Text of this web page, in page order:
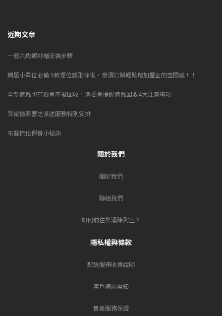
近期文章
一般六角螺絲帽安裝步驟
蝸居小單位必備 5款慳位變形傢俬，毋須訂製輕鬆增加屋企的空間感！！
全新傢俬也有機會不被回收，消委會提醒傢俬回收4大注意事項
受疫情影響之派送服務特別安排
布藝梳化保養小秘訣
關於我們
關於我們
聯絡我們
如何前往葵涌陳列室？
隱私權與條款
配送服務收費說明
客戶購前需知
售後服務保證